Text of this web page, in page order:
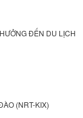
ĐẾN DU LỊCH
(NRT-KIX)